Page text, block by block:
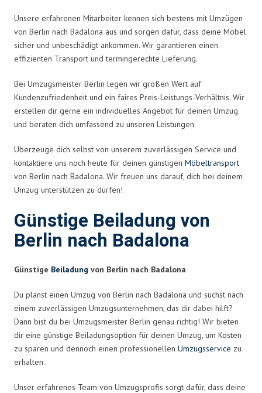
Unsere erfahrenen Mitarbeiter kennen sich bestens mit Umzügen
von Berlin nach Badalona aus und sorgen dafür, dass deine Möbel
sicher und unbeschädigt ankommen. Wir garantieren einen
effizienten Transport und termingerechte Lieferung.
Bei Umzugsmeister Berlin legen wir großen Wert auf
Kundenzufriedenheit und ein faires Preis-Leistungs-Verhältnis. Wir
erstellen dir gerne ein individuelles Angebot für deinen Umzug
und beraten dich umfassend zu unseren Leistungen.
Überzeuge dich selbst von unserem zuverlässigen Service und
kontaktiere uns noch heute für deinen günstigen Möbeltransport
von Berlin nach Badalona. Wir freuen uns darauf, dich bei deinem
Umzug unterstützen zu dürfen!
Günstige Beiladung von
Berlin nach Badalona
Günstige Beiladung von Berlin nach Badalona
Du planst einen Umzug von Berlin nach Badalona und suchst nach
einem zuverlässigen Umzugsunternehmen, das dir dabei hilft?
Dann bist du bei Umzugsmeister Berlin genau richtig! Wir bieten
dir eine günstige Beiladungsoption für deinen Umzug, um Kosten
zu sparen und dennoch einen professionellen Umzugsservice zu
erhalten.
Unser erfahrenes Team von Umzugsprofis sorgt dafür, dass deine